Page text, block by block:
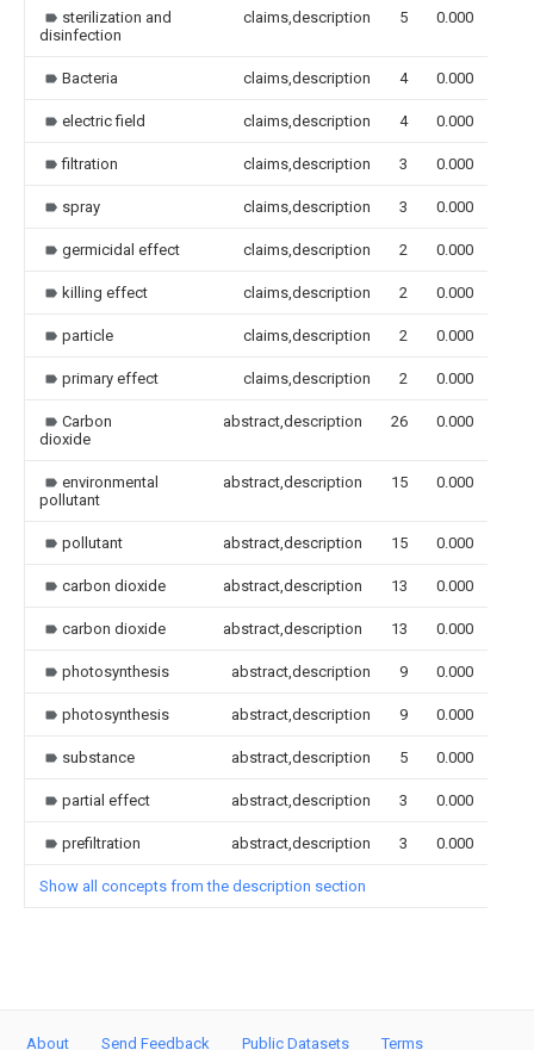
sterilization and
disinfection
claims,description 5 0.000
Bacteria claims,description 4 0.000
electric field claims,description 4 0.000
filtration claims,description 3 0.000
spray claims,description 3 0.000
germicidal effect claims,description 2 0.000
killing effect claims,description 2 0.000
particle claims,description 2 0.000
primary effect claims,description 2 0.000
Carbon
dioxide
abstract,description 26 0.000
environmental
pollutant
abstract,description 15 0.000
pollutant abstract,description 15 0.000
carbon dioxide abstract,description 13 0.000
carbon dioxide abstract,description 13 0.000
photosynthesis abstract,description 9 0.000
photosynthesis abstract,description 9 0.000
substance abstract,description 5 0.000
partial effect abstract,description 3 0.000
prefiltration abstract,description 3 0.000
Show all concepts from the description section
About Send Feedback Public Datasets Terms